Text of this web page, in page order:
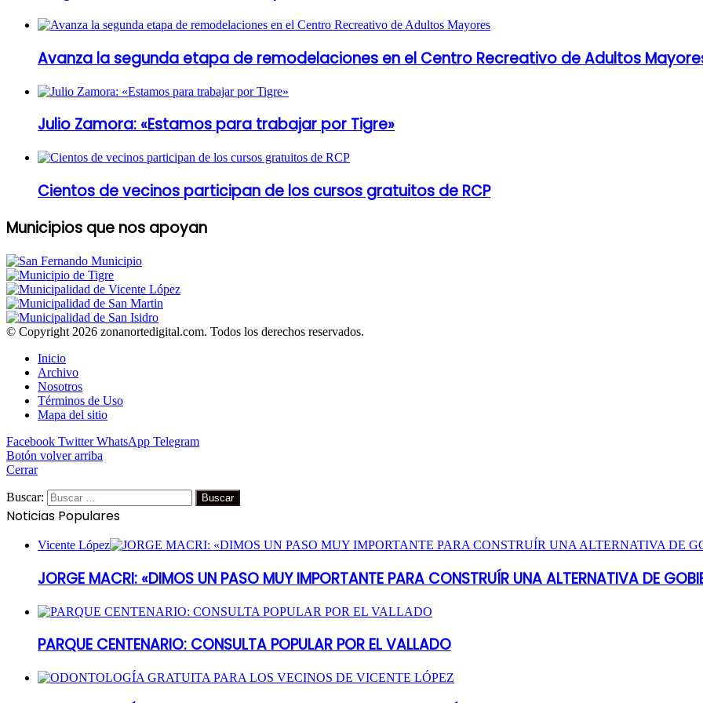
Avanza la segunda etapa de remodelaciones en el Centro Recreativo de Adultos
Julio Zamora: «Estamos para trabajar por Tigre»
Cientos de vecinos participan de los cursos gratuitos de RCP
Municipios que nos apoyan
© Copyright 2026 zonanortedigital.com. Todos los derechos reservados.
Inicio
Archivo
Nosotros
Términos de Uso
Mapa del sitio
Facebook Twitter WhatsApp Telegram
Botón volver arriba
Cerrar
Buscar:
Noticias Populares
Vicente López
JORGE MACRI: «DIMOS UN PASO MUY IMPORTANTE PARA CONSTRUÍR UNA ALTERNATIVA DE
PARQUE CENTENARIO: CONSULTA POPULAR POR EL VALLADO